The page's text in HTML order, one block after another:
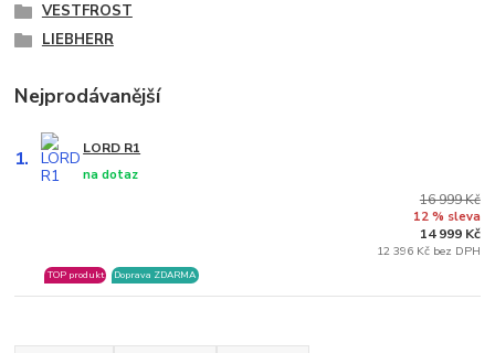
VESTFROST
LIEBHERR
Nejprodávanější
1. LORD R1
na dotaz
TOP produkt Doprava ZDARMA
16 999 Kč
12 % sleva
14 999 Kč
12 396 Kč bez DPH